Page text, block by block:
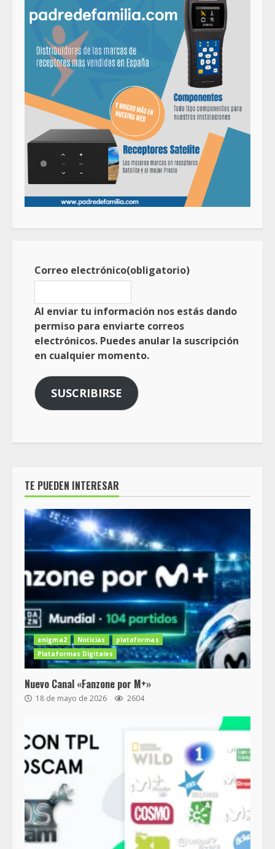
Correo electrónico(obligatorio)
Al enviar tu información nos estás dando
permiso para enviarte correos
electrónicos. Puedes anular la suscripción
en cualquier momento.
SUSCRIBIRSE
TE PUEDEN INTERESAR
enigma2 Noticias
plataformas
Plataformas Digitales
Nuevo Canal «Fanzone por M+»
18 de mayo de 2026 2604